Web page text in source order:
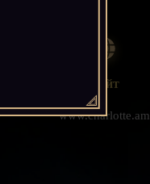
Сайт
www.charlotte.am